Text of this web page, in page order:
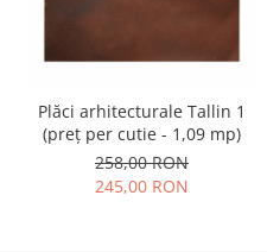
Plăci arhitecturale Tallin 1
(preț per cutie - 1,09 mp)
258,00 RON
245,00 RON